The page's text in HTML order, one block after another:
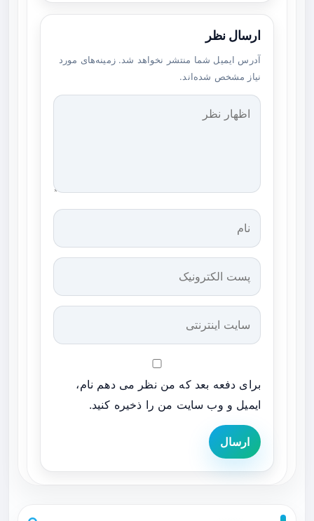
ارسال نظر
آدرس ایمیل شما منتشر نخواهد شد. زمینه‌های مورد
نیاز مشخص شده‌اند.
برای دفعه بعد که من نظر می دهم نام،
ایمیل و وب سایت من را ذخیره کنید.
ارسال